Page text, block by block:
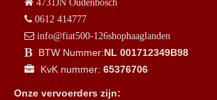
4731JN Oudenbosch
0612 414777
info@fiat500-126shophaaglanden
BTW Nummer:NL 001712349B98
KvK nummer: 65376706
Onze vervoerders zijn: